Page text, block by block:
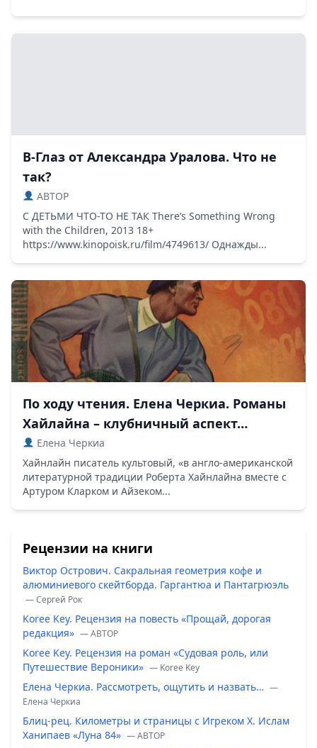
В-Глаз от Александра Уралова. Что не
так?
ABTOP
С ДЕТЬМИ ЧТО-ТО НЕ ТАК There’s Something Wrong
with the Children, 2013 18+
https://www.kinopoisk.ru/film/4749613/ Однажды...
По ходу чтения. Елена Черкиа. Романы
Хайлайна – клубничный аспект…
Елена Черкиа
Хайнлайн писатель культовый, «в англо-американской
литературной традиции Роберта Хайнлайна вместе с
Артуром Кларком и Айзеком...
Рецензии на книги
Виктор Острович. Сакральная геометрия кофе и
алюминиевого скейтборда. Гаргантюа и Пантагрюэль
— Сергей Рок
Koree Key. Рецензия на повесть «Прощай, дорогая
редакция» — ABTOP
Koree Key. Рецензия на роман «Судовая роль, или
Путешествие Вероники» — Koree Key
Елена Черкиа. Рассмотреть, ощутить и назвать… —
Елена Черкиа
Блиц-рец. Километры и страницы с Игреком Х. Ислам
Ханипаев «Луна 84» — ABTOP